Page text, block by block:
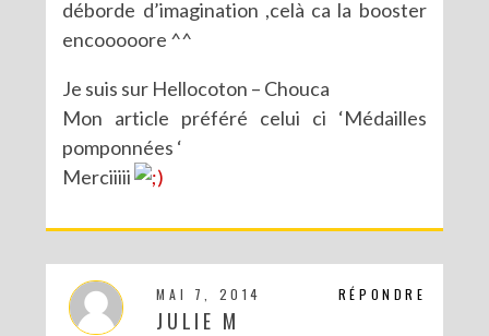
déborde d’imagination ,celà ca la booster
encooooore ^^
Je suis sur Hellocoton – Chouca
Mon article préféré celui ci ‘Médailles
pomponnées ‘
Merciiiii
RÉPONDRE
MAI 7, 2014
JULIE M